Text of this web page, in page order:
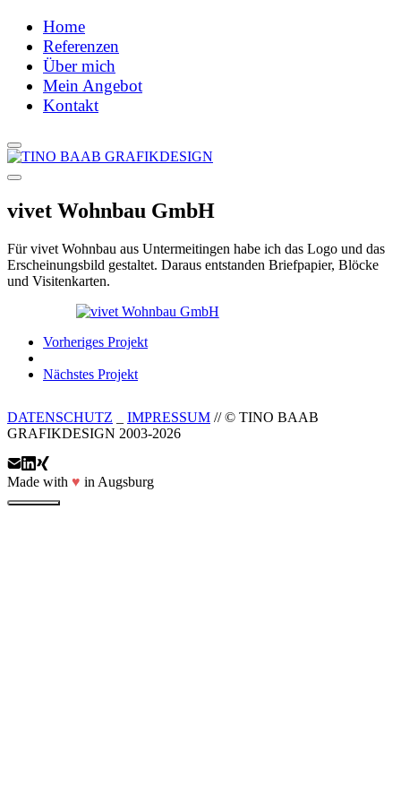
Home
Referenzen
Über mich
Mein Angebot
Kontakt
vivet Wohnbau GmbH
Für vivet Wohnbau aus Untermeitingen habe ich das Logo und das
Erscheinungsbild gestaltet. Daraus entstanden Briefpapier, Blöcke
und Visitenkarten.
Vorheriges Projekt
Nächstes Projekt
DATENSCHUTZ IMPRESSUM // © TINO BAAB
GRAFIKDESIGN 2003-2026
Made with ♥ in Augsburg